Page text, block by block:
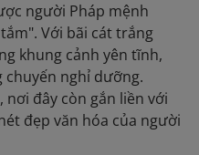
người Pháp mệnh
Với bãi cát trắng
khung cảnh yên tĩnh,
nghỉ dưỡng.
nơi đây còn gắn liền với
đẹp văn hóa của người